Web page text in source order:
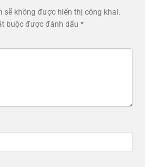
sẽ không được hiển thị công khai.
buộc được đánh dấu *